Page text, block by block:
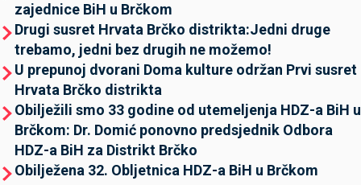
zajednice BiH u Brčkom
Drugi susret Hrvata Brčko distrikta:Jedni druge
trebamo, jedni bez drugih ne možemo!
U prepunoj dvorani Doma kulture održan Prvi susret
Hrvata Brčko distrikta
Obilježili smo 33 godine od utemeljenja HDZ-a BiH u
Brčkom: Dr. Domić ponovno predsjednik Odbora
HDZ-a BiH za Distrikt Brčko
Obilježena 32. Obljetnica HDZ-a BiH u Brčkom